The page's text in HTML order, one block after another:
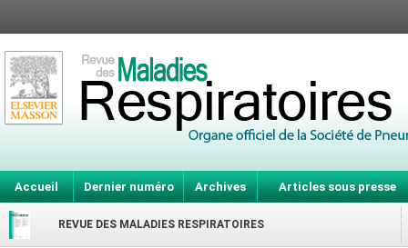
Accueil Dernier numéro Archives Articles sous presse
REVUE DES MALADIES RESPIRATOIRES